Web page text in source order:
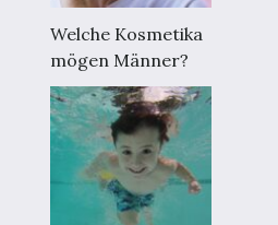
Welche Kosmetika
mögen Männer?